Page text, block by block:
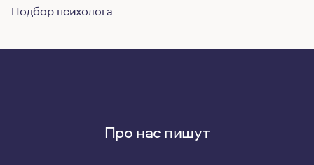
Подбор психолога
Про нас пишут